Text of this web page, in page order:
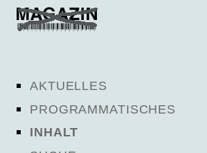
AKTUELLES
PROGRAMMATISCHES
INHALT